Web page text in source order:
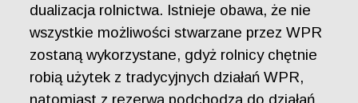
dualizacja rolnictwa. Istnieje obawa, że nie
wszystkie możliwości stwarzane przez WPR
zostaną wykorzystane, gdyż rolnicy chętnie
robią użytek z tradycyjnych działań WPR,
natomiast z rezerwą podchodzą do działań